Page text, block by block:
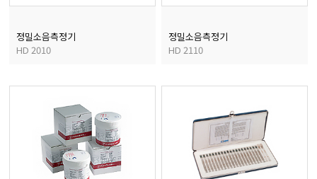
정밀소음측정기
HD 2010
정밀소음측정기
HD 2110